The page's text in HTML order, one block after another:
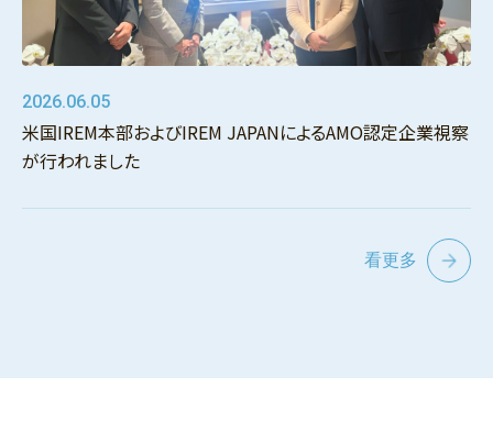
2026.06.05
米国IREM本部およびIREM JAPANによるAMO認定企業視察
が行われました
看更多